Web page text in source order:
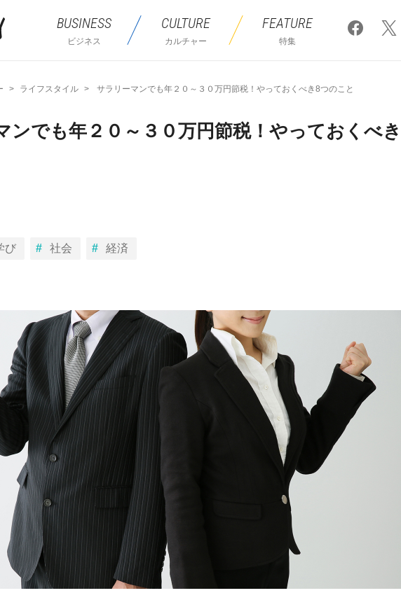
BUSINESS
ビジネス
CULTURE
カルチャー
FEATURE
特集
ライフスタイル サラリーマンでも年２０～３０万円節税！やっておくべき8つのこと
ンでも年２０～３０万円節税！やっておくべき
び 社会 経済